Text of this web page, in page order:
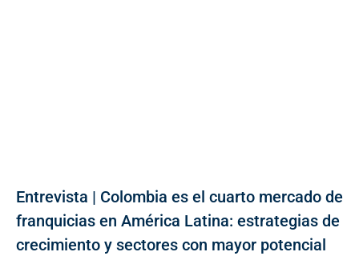
Entrevista | Colombia es el cuarto mercado de
franquicias en América Latina: estrategias de
crecimiento y sectores con mayor potencial